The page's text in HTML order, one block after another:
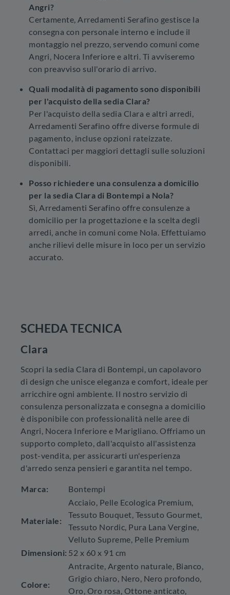
Angri?
Certamente, Arredamenti Serafino gestisce la
consegna con personale interno e include il
montaggio nel prezzo, servendo comuni come
Angri, Nocera Inferiore e altri. Ti avviseremo
con preavviso sull'orario di arrivo.
Quali modalità di pagamento sono disponibili
per l'acquisto della sedia Clara?
Per l'acquisto della sedia Clara e altri arredi,
Arredamenti Serafino offre diverse formule di
pagamento, incluse opzioni rateizzate.
Contattaci per maggiori dettagli sulle soluzioni
disponibili.
Posso richiedere una consulenza a domicilio
per la sedia Clara di Bontempi a Nola?
Sì, Arredamenti Serafino offre consulenze a
domicilio per la progettazione e la scelta degli
arredi, anche in comuni come Nola. Effettuiamo
anche rilievi delle misure in loco per un servizio
accurato.
SCHEDA TECNICA
Clara
Scopri la sedia Clara di Bontempi, un capolavoro
di design che unisce eleganza e comfort, ideale per
arricchire ogni ambiente. Il nostro servizio di
consulenza personalizzata e consegna a domicilio
è disponibile con professionalità nelle aree di
Angri, Nocera Inferiore e Marigliano. Offriamo un
supporto completo, dall'acquisto all'assistenza
post-vendita, per assicurarti un'esperienza
d'arredo senza pensieri e garantita nel tempo.
Marca: Bontempi
Materiale:
Acciaio, Pelle Ecologica Premium,
Tessuto Bouquet, Tessuto Gourmet,
Tessuto Nordic, Pura Lana Vergine,
Velluto Supreme, Pelle Premium
Dimensioni: 52 x 60 x 91 cm
Colore:
Antracite, Argento naturale, Bianco,
Grigio chiaro, Nero, Nero profondo,
Oro, Oro rosa, Ottone anticato,